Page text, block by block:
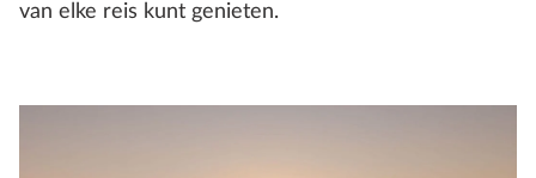
van elke reis kunt genieten.